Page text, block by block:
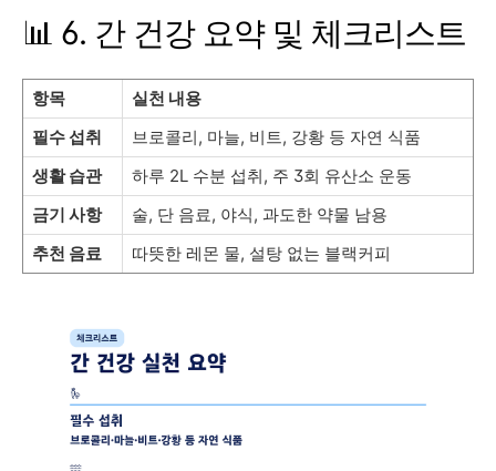
📊 6. 간 건강 요약 및 체크리스트
항목
실천 내용
필수 섭취
브로콜리, 마늘, 비트, 강황 등 자연 식품
생활 습관
하루 2L 수분 섭취, 주 3회 유산소 운동
금기 사항
술, 단 음료, 야식, 과도한 약물 남용
추천 음료
따뜻한 레몬 물, 설탕 없는 블랙커피